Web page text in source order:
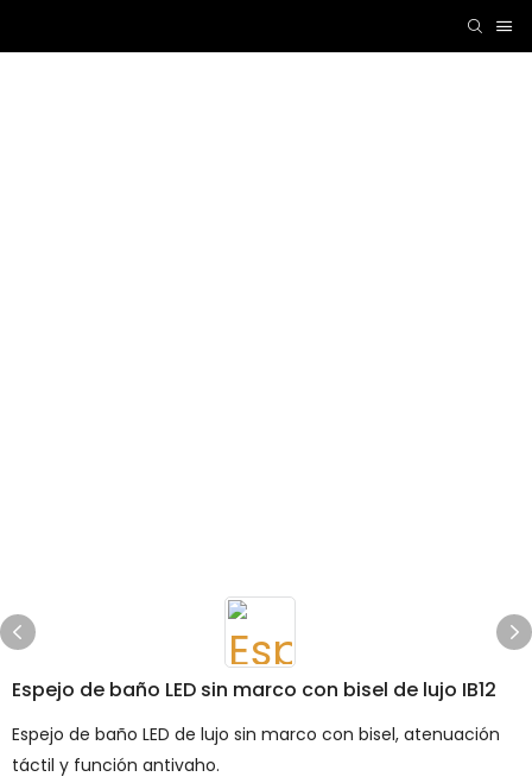
Espejo de baño LED sin marco con bisel de lujo IB12
Espejo de baño LED de lujo sin marco con bisel, atenuación
táctil y función antivaho.